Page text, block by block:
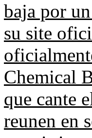
baja por
su site
Chemical
que cante
reunen en